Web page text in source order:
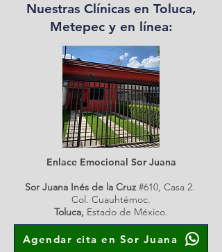
Nuestras Clínicas en Toluca,
Metepec y en línea:
Enlace Emocional Sor Juana
Sor Juana Inés de la Cruz#610, Casa 2.
Col. Cuauhtémoc.
Toluca, Estado de México.
Agendar cita en Sor Juana